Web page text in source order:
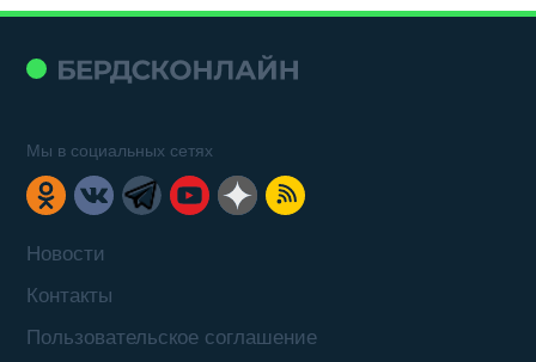
Новости
Контакты
Пользовательское соглашение
Мы в социальных сетях